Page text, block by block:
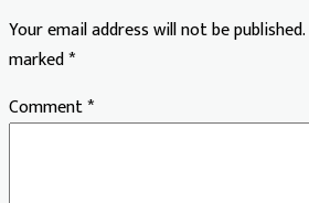
Your email address will not be published.
marked*
Comment*